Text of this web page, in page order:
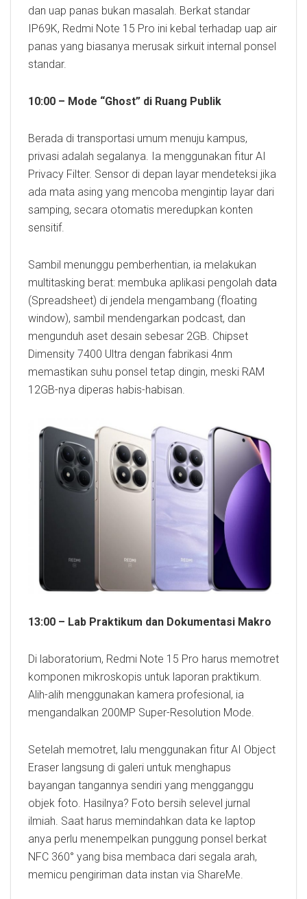
dan uap panas bukan masalah. Berkat standar
IP69K, Redmi Note 15 Pro ini kebal terhadap uap air
panas yang biasanya merusak sirkuit internal ponsel
standar.
10:00 – Mode “Ghost” di Ruang Publik
Berada di transportasi umum menuju kampus,
privasi adalah segalanya. Ia menggunakan fitur AI
Privacy Filter. Sensor di depan layar mendeteksi jika
ada mata asing yang mencoba mengintip layar dari
samping, secara otomatis meredupkan konten
sensitif.
Sambil menunggu pemberhentian, ia melakukan
multitasking berat: membuka aplikasi pengolah data
(Spreadsheet) di jendela mengambang (floating
window), sambil mendengarkan podcast, dan
mengunduh aset desain sebesar 2GB. Chipset
Dimensity 7400 Ultra dengan fabrikasi 4nm
memastikan suhu ponsel tetap dingin, meski RAM
12GB-nya diperas habis-habisan.
13:00 – Lab Praktikum dan Dokumentasi Makro
Di laboratorium, Redmi Note 15 Pro harus memotret
komponen mikroskopis untuk laporan praktikum.
Alih-alih menggunakan kamera profesional, ia
mengandalkan 200MP Super-Resolution Mode.
Setelah memotret, lalu menggunakan fitur AI Object
Eraser langsung di galeri untuk menghapus
bayangan tangannya sendiri yang mengganggu
objek foto. Hasilnya? Foto bersih selevel jurnal
ilmiah. Saat harus memindahkan data ke laptop
anya perlu menempelkan punggung ponsel berkat
NFC 360° yang bisa membaca dari segala arah,
memicu pengiriman data instan via ShareMe.